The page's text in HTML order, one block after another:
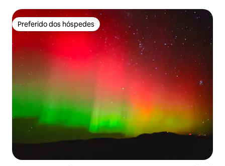
Preferido dos hóspedes
Preferido dos hóspedes